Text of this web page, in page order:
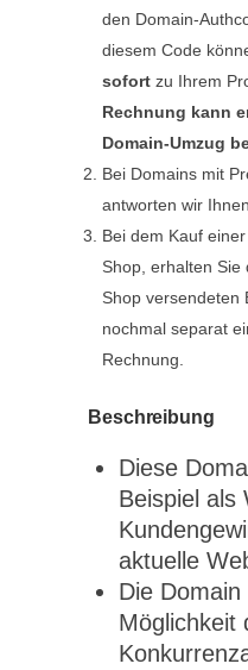
den Domain-
diesem Code
sofort zu Ihrem
Rechnung kann
Domain-Umzug
Bei Domains mit
antworten wir
Bei dem Kauf
Shop, erhalten Sie
Shop versendeten
nochmal separat
Rechnung.
Beschreibung
Diese
Beispiel als
aktuelle
Die
Möglichkeit